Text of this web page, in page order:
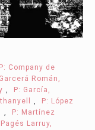
P: Company de
Román,
,
P: García,
,
P: López
,
P: Martínez
Pagés Larruy,